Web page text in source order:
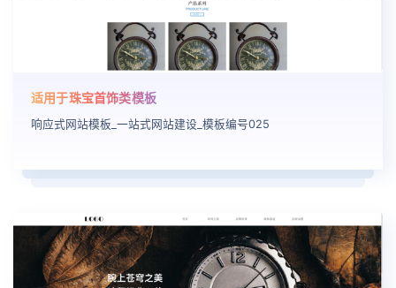
适用于珠宝首饰类模板
响应式网站模板_一站式网站建设_模板编号025